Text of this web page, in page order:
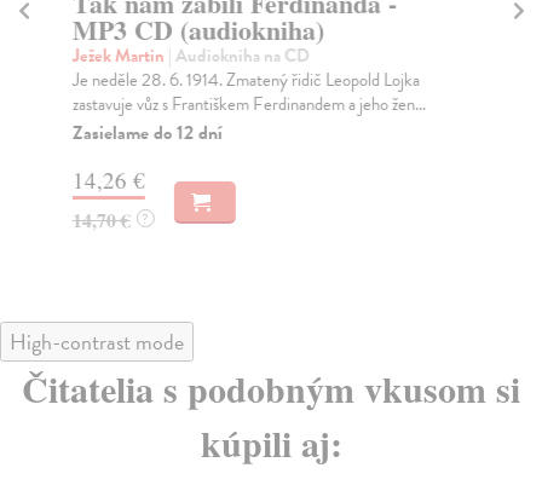
MP3 CD (audiokniha)
Ježek Martin | Audiokniha na CD
Je neděle 28. 6. 1914. Zmatený řidič Leopold Lojka
zastavuje vůz s Františkem Ferdinandem a jeho žen...
Zasielame do 12 dní
14,26 €
14,70 € ?
High-contrast mode
Čitatelia s podobným vkusom si
kúpili aj: